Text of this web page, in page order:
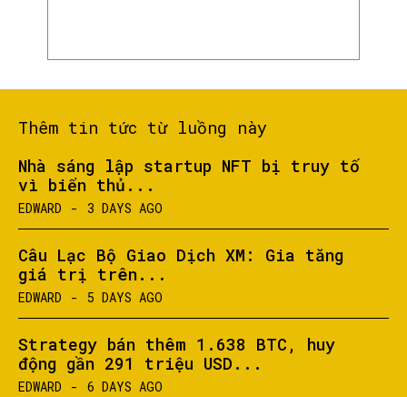
Thêm tin tức từ luồng này
Nhà sáng lập startup NFT bị truy tố
vì biển thủ...
EDWARD - 3 DAYS AGO
Câu Lạc Bộ Giao Dịch XM: Gia tăng
giá trị trên...
EDWARD - 5 DAYS AGO
Strategy bán thêm 1.638 BTC, huy
động gần 291 triệu USD...
EDWARD - 6 DAYS AGO